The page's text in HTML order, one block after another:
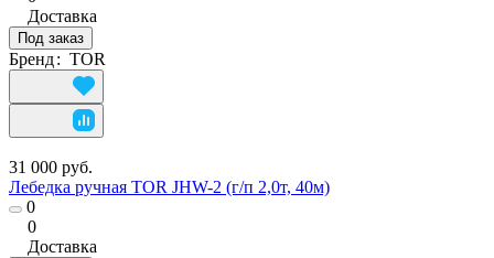
Доставка
Под заказ
Бренд: TOR
31 000 руб.
Лебедка ручная TOR JHW-2 (г/п 2,0т, 40м)
0
0
Доставка